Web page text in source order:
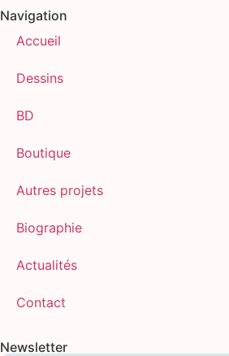
Navigation
Accueil
Dessins
BD
Boutique
Autres projets
Biographie
Actualités
Contact
Newsletter